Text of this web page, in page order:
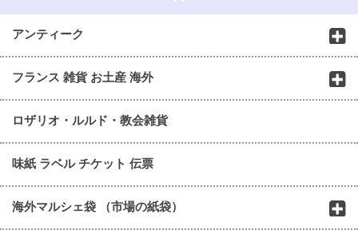
アンティーク
フランス 雑貨 お土産 海外
ロザリオ・ルルド・教会雑貨
味紙 ラベル チケット 伝票
海外マルシェ袋 （市場の紙袋）